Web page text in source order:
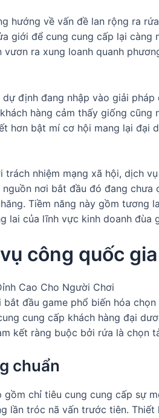
hướng về vấn đề lan rộng ra
giới để cung cung cấp lại càng
ra xung loanh quanh
định đang nhập vào giải
hàng cảm thấy giống
hơn bật mí cơ hội mang lại đại
nhiệm mạng xã hội, dịch
nơi bắt đầu đó đang
Tiềm năng này gồm tương
lai của lĩnh vực kinh doanh đùa
công quốc gia
đầu game phổ biến hóa
cung cấp khách hàng đại
kết ràng buộc bởi rứa là chọn
chuẩn
chỉ tiêu cung cung cấp sự
lần tróc nã vấn trước tiên.